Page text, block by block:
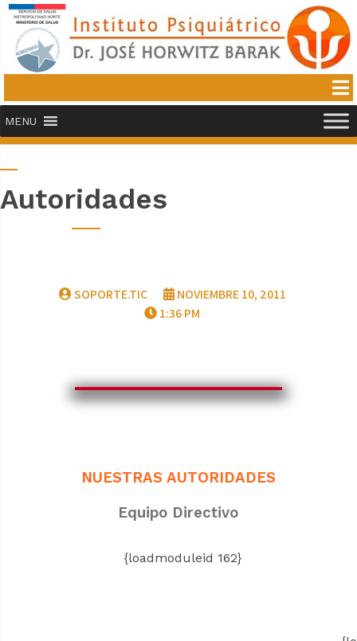
MENU
Autoridades
SOPORTE.TIC
NOVIEMBRE 10, 2011
1:36 PM
NUESTRAS AUTORIDADES
Equipo Directivo
{loadmoduleid 162}